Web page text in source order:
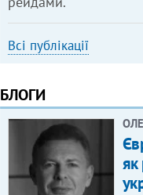
Всі публікації
БЛОГИ
як